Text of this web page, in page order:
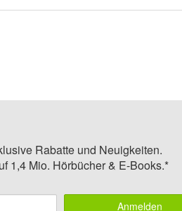
Rabatte und Neuigkeiten.
1,4 Mio. Hörbücher & E-Books.*
Anmelden